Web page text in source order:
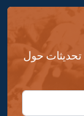
تحديثات حول